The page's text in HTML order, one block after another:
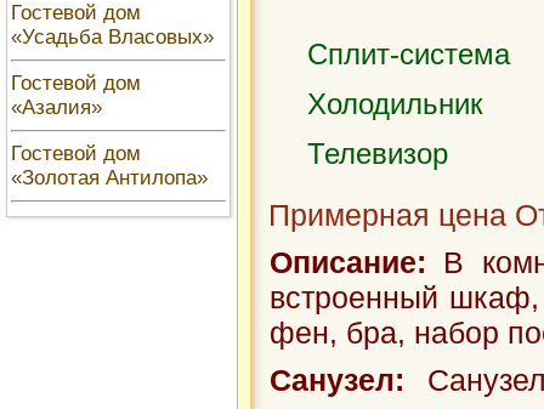
Гостевой дом
«Усадьба Власовых»
Гостевой дом
«Азалия»
Гостевой дом
«Золотая Антилопа»
Сплит-система
Холодильник
Телевизор
Примерная цена
Описание: В
встроенный шкаф,
фен, бра, набор
Санузел: